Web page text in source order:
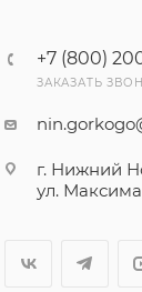
+7 (800)
ЗАКАЗАТЬ
г. Нижний
ул. Максима